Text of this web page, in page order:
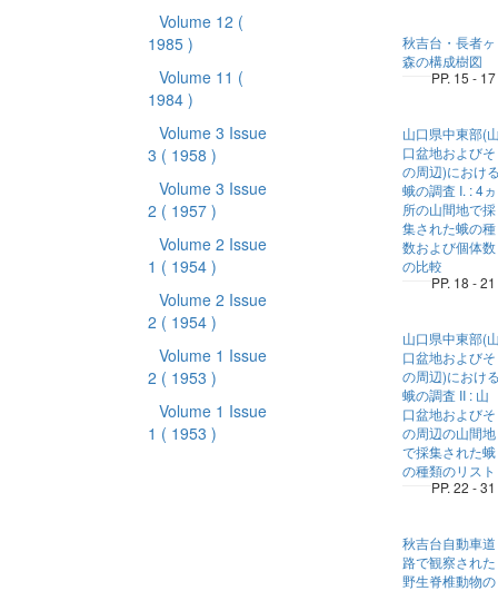
Volume 12 (
1985 )
Volume 11 (
1984 )
Volume 3 Issue
3 ( 1958 )
Volume 3 Issue
2 ( 1957 )
Volume 2 Issue
1 ( 1954 )
Volume 2 Issue
2 ( 1954 )
Volume 1 Issue
2 ( 1953 )
Volume 1 Issue
1 ( 1953 )
秋吉台・長者ヶ
森の構成樹図
PP. 15 - 17
山口県中東部(
口盆地およびそ
の周辺)におけ
蛾の調査 I. : 4ヵ
所の山間地で採
集された蛾の種
数および個体数
の比較
PP. 18 - 21
山口県中東部(
口盆地およびそ
の周辺)におけ
蛾の調査 II : 山
口盆地およびそ
の周辺の山間地
で採集された蛾
の種類のリスト
PP. 22 - 31
秋吉台自動車道
路で観察された
野生脊椎動物の